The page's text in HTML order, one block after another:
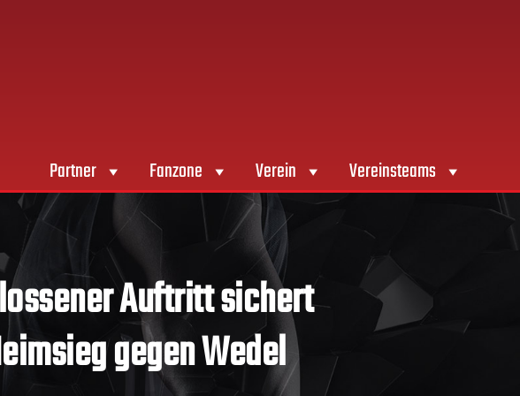
Partner Fanzone Verein Vereinsteams
Auftritt sichert
gegen Wedel